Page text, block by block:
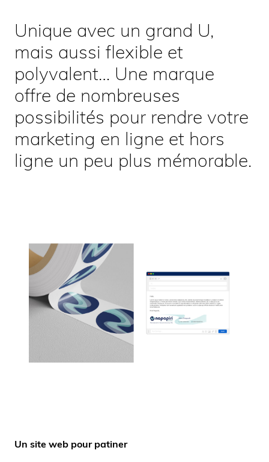
Unique avec un grand U,
mais aussi flexible et
polyvalent… Une marque
offre de nombreuses
possibilités pour rendre votre
marketing en ligne et hors
ligne un peu plus mémorable.
Un site web pour patiner